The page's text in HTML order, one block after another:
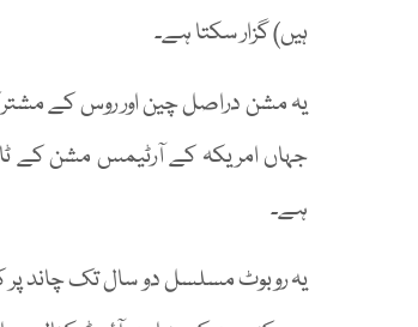
ہیں) گزار سکتا ہے۔
یہ مشن دراصل چین اور روس کے
جہاں امریکہ کے آرٹیمس مشن کے
ہے۔
یہ روبوٹ مسلسل دو سال تک چاند پر